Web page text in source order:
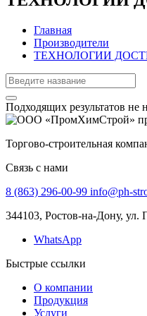
Главная
Производители
ТЕХНОЛОГИИ
Подходящих результатов не
Торгово-строительная
Связь с нами
8 (863) 296-00-99 info@ph-
344103, Ростов-на-Дону, ул.
WhatsApp
Быстрые ссылки
О компании
Продукция
Услуги